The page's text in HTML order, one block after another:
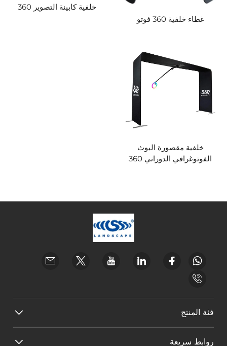
غطاء خلفية 360 فوتو
خلفية كابينة التصوير 360
خلفية مقصورة البوث
الفوتوغرافي الدوراني 360
فئة المنتج
روابط سريعة